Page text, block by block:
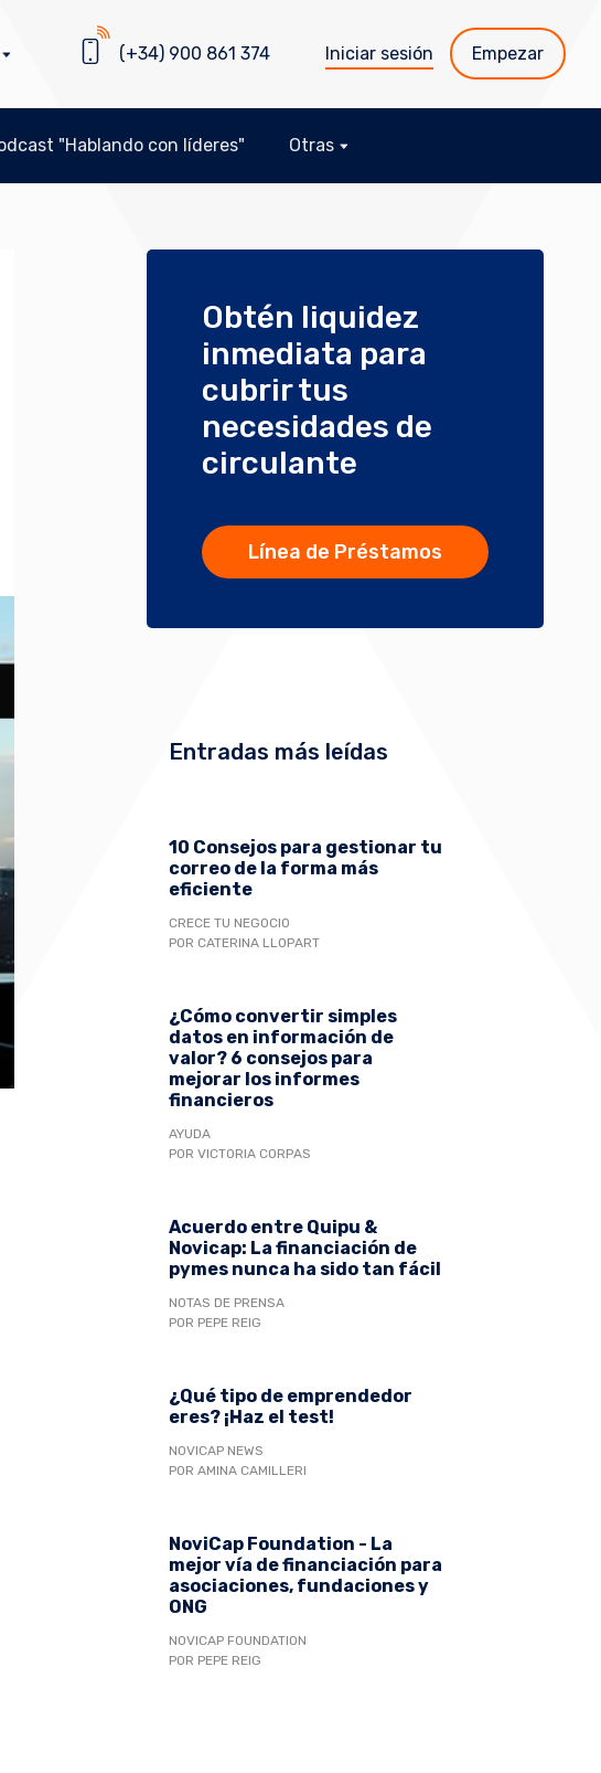
(+34) 900 861 374 Iniciar sesión Empezar
"Hablando con líderes" Otras
Obtén liquidez
inmediata para
cubrir tus
necesidades de
circulante
Línea de Préstamos
Entradas más leídas
10 Consejos para gestionar tu
correo de la forma más
eficiente
CRECE TU NEGOCIO
POR CATERINA LLOPART
¿Cómo convertir simples
datos en información de
valor? 6 consejos para
mejorar los informes
financieros
AYUDA
POR VICTORIA CORPAS
Acuerdo entre Quipu &
Novicap: La financiación de
pymes nunca ha sido tan fácil
NOTAS DE PRENSA
POR PEPE REIG
¿Qué tipo de emprendedor
eres? ¡Haz el test!
NOVICAP NEWS
POR AMINA CAMILLERI
NoviCap Foundation - La
mejor vía de financiación para
asociaciones, fundaciones y
ONG
NOVICAP FOUNDATION
POR PEPE REIG